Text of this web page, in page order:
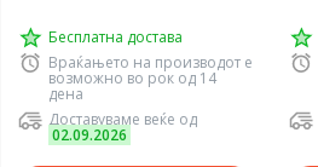
Бесплатна достава
Враќањето на производот е
возможно во рок од 14
дена
Доставуваме веќе од
02.09.2026